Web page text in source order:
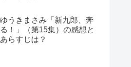
ゆうきまさみ「新九郎、奔
る！」（第15集）の感想と
あらすじは？